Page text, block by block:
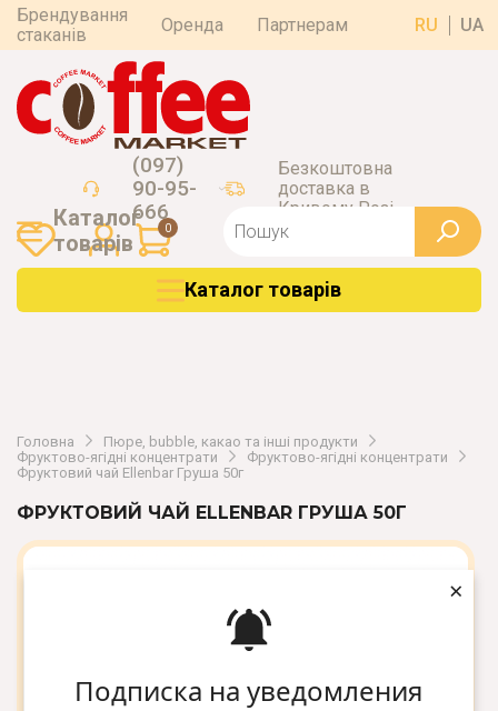
Подписка на уведомления
×
Брендування
стаканів
Оренда Партнерам RU UA
(097)
90-95-
666
Безкоштовна
доставка в
Кривому Розі
0
Каталог
товарiв
Каталог товарiв
Головна
Пюре, bubble, какао та інші продукти
Фруктово-ягідні концентрати
Фруктово-ягідні концентрати
Фруктовий чай Ellenbar Груша 50г
ФРУКТОВИЙ ЧАЙ ELLENBAR ГРУША 50Г